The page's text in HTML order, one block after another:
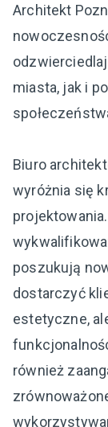
Architekt
miasta, jak i
Biuro
wyróżnia się
poszukują
dostarczyć
estetyczne,
również